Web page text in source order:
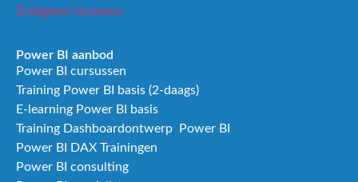
Zuidgeest Growers
Power BI aanbod
Power BI cursussen
Training Power BI basis (2-daags)
E-learning Power BI basis
Training Dashboardontwerp Power BI
Power BI DAX Trainingen
Power BI consulting